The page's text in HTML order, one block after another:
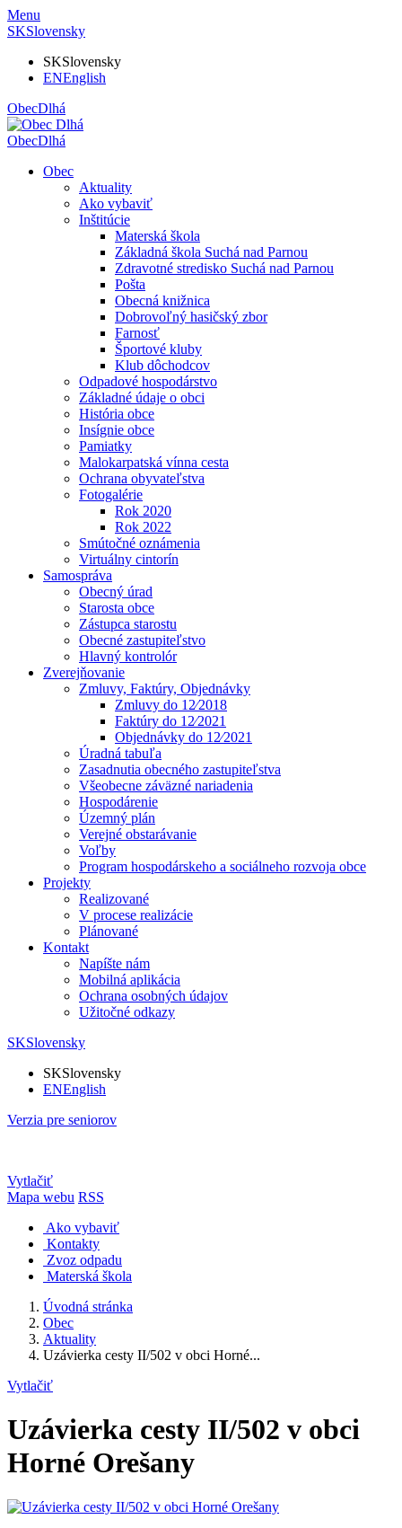
Menu
SKSlovensky
SKSlovensky
ENEnglish
ObecDlhá
ObecDlhá
Obec
Aktuality
Ako vybaviť
Inštitúcie
Materská škola
Základná škola Suchá nad Parnou
Zdravotné stredisko Suchá nad Parnou
Pošta
Obecná knižnica
Dobrovoľný hasičský zbor
Farnosť
Športové kluby
Klub dôchodcov
Odpadové hospodárstvo
Základné údaje o obci
História obce
Insígnie obce
Pamiatky
Malokarpatská vínna cesta
Ochrana obyvateľstva
Fotogalérie
Rok 2020
Rok 2022
Smútočné oznámenia
Virtuálny cintorín
Samospráva
Obecný úrad
Starosta obce
Zástupca starostu
Obecné zastupiteľstvo
Hlavný kontrolór
Zverejňovanie
Zmluvy, Faktúry, Objednávky
Zmluvy do 12⁄2018
Faktúry do 12⁄2021
Objednávky do 12⁄2021
Úradná tabuľa
Zasadnutia obecného zastupiteľstva
Všeobecne záväzné nariadenia
Hospodárenie
Územný plán
Verejné obstarávanie
Voľby
Program hospodárskeho a sociálneho rozvoja obce
Projekty
Realizované
V procese realizácie
Plánované
Kontakt
Napíšte nám
Mobilná aplikácia
Ochrana osobných údajov
Užitočné odkazy
SKSlovensky
SKSlovensky
ENEnglish
Verzia pre seniorov
Vytlačiť
Mapa webu RSS
Ako vybaviť
Kontakty
Zvoz odpadu
Materská škola
Úvodná stránka
Obec
Aktuality
Uzávierka cesty II/502 v obci Horné...
Vytlačiť
Uzávierka cesty II/502 v obci
Horné Orešany